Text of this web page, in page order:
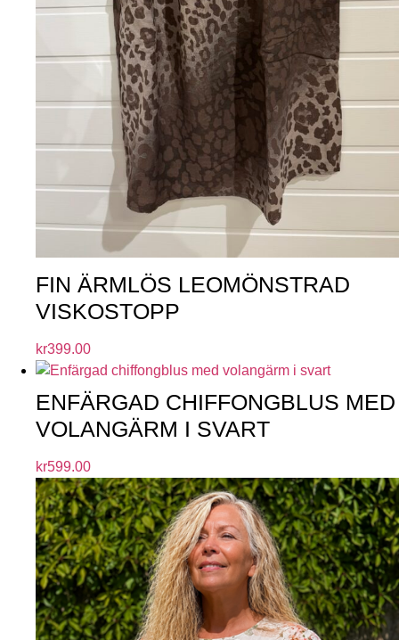
FIN ÄRMLÖS LEOMÖNSTRAD
VISKOSTOPP
kr399.00
ENFÄRGAD CHIFFONGBLUS MED
VOLANGÄRM I SVART
kr599.00